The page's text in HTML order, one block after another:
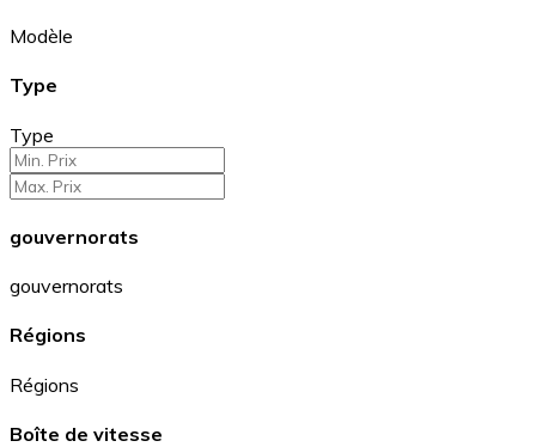
Modèle
Type
Type
gouvernorats
gouvernorats
Régions
Régions
Boîte de vitesse